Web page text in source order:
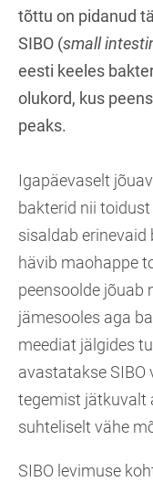
tõttu on pidanud
SIBO (small
eesti keeles
olukord, kus
peaks.
Igapäevaselt
bakterid nii
sisaldab erinevaid
hävib maohappe
peensoolde jõuab
jämesooles aga
meediat jälgides
avastatakse SIBO
tegemist jätkuvalt
suhteliselt vähe
SIBO levimuse